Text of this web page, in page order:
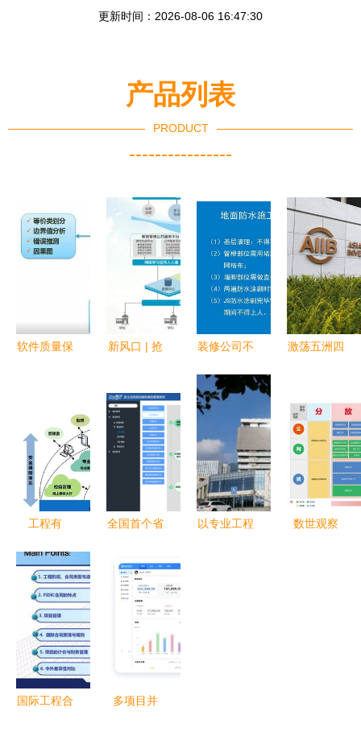
更新时间：2026-08-06 16:47:30
产品列表
PRODUCT
----------------
软件质量保
新风口 | 抢
看巨头如何
布局智慧教
育工程管理
服务
装修公司不
施工管理体
系都在这里
了 工程管
理服务
激荡五洲四
理服务的全
球视野与未
工程有
生”，“数”托
师生好发
展！
全国首个省
划管理系统
项目荣膺
2019地理
信息产业优
秀工程金
奖，赋能现
以专业工程
数世观察
国际工程合
多项目并